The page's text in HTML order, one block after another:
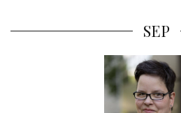
SEP